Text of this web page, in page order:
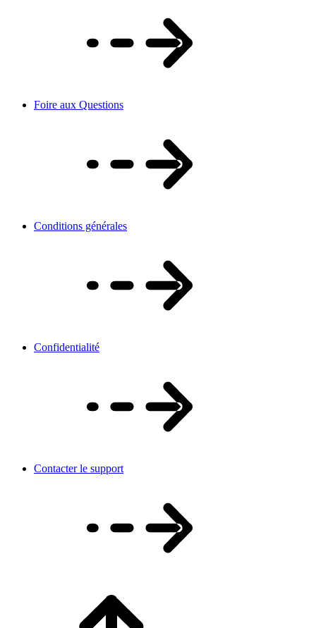
Foire aux Questions
Conditions générales
Confidentialité
Contacter le support